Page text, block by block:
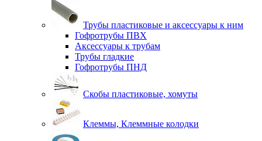
Трубы пластиковые и аксессуары к ним
Гофротрубы ПВХ
Аксессуары к трубам
Трубы гладкие
Гофротрубы ПНД
Скобы пластиковые, хомуты
Клеммы, Клеммные колодки